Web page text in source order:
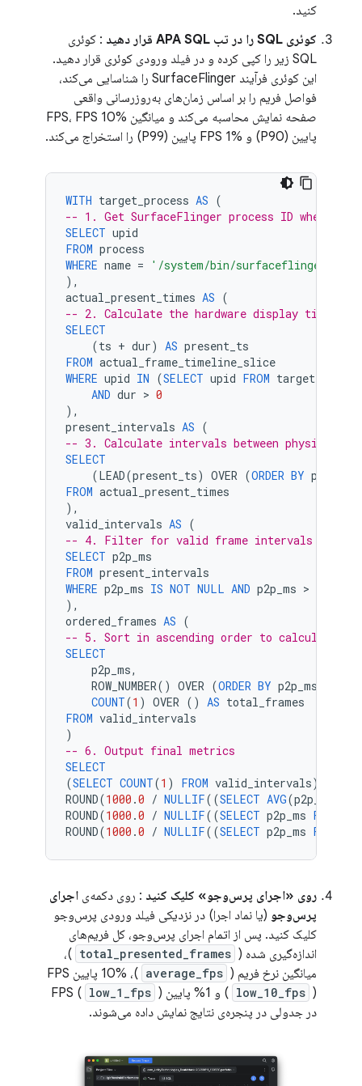
کنید.
کوئری SQL را در تب APA SQL قرار دهید
: کوئری
SQL زیر را کپی کرده و در فیلد ورودی کوئری قرار دهید.
این کوئری فرآیند SurfaceFlinger را شناسایی می‌کند،
فواصل فریم را بر اساس زمان‌های به‌روزرسانی واقعی
صفحه نمایش محاسبه می‌کند و میانگین FPS، FPS 10%
پایین (P90) و FPS 1% پایین (P99) را استخراج می‌کند.
WITH target_process AS (
-- 1. Get SurfaceFlinger process ID where
SELECT upid
FROM process
WHERE name =
'/system/bin/surfaceflinger'
),
actual_present_times AS (
-- 2. Calculate the hardware display
SELECT
(ts + dur) AS present_ts
FROM actual_frame_timeline_slice
WHERE upid IN (SELECT upid FROM
AND dur > 0
),
present_intervals AS (
-- 3. Calculate intervals between physical
SELECT
(LEAD(present_ts) OVER (ORDER BY
FROM actual_present_times
),
valid_intervals AS (
-- 4. Filter for valid frame intervals
SELECT p2p_ms
FROM present_intervals
WHERE p2p_ms IS NOT NULL AND p2p_ms >
),
ordered_frames AS (
-- 5. Sort in ascending order to calculate
SELECT
p2p_ms,
ROW_NUMBER() OVER (ORDER BY p2p_ms
COUNT(1 ) OVER () AS total_frames
FROM valid_intervals
)
-- 6. Output final metrics
SELECT
(SELECT COUNT(1 ) FROM valid_intervals)
ROUND(1000 .0 / NULLIF((SELECT AVG(p2p_ms
ROUND(1000 .0 / NULLIF((SELECT p2p_ms FROM
ROUND(1000 .0 / NULLIF((SELECT p2p_ms FROM
روی «اجرای پرس‌وجو» کلیک کنید : روی دکمه‌ی اجرای
پرس‌وجو (یا نماد اجرا) در نزدیکی فیلد ورودی پرس‌وجو
کلیک کنید. پس از اتمام اجرای پرس‌وجو، کل فریم‌های
اندازه‌گیری شده ( total_presented_frames )،
میانگین نرخ فریم ( average_fps
)، 10% پایین FPS
( low_10_fps ) و 1% پایین FPS ( low_1_fps )
در جدولی در پنجره‌ی نتایج نمایش داده می‌شوند.